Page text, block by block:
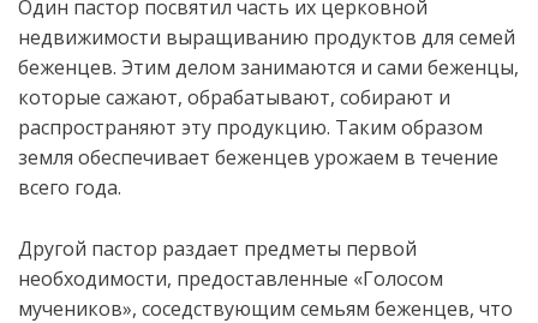
Один пастор посвятил часть их церковной
недвижимости выращиванию продуктов для семей
беженцев. Этим делом занимаются и сами беженцы,
которые сажают, обрабатывают, собирают и
распространяют эту продукцию. Таким образом
земля обеспечивает беженцев урожаем в течение
всего года.
Другой пастор раздает предметы первой
необходимости, предоставленные «Голосом
мучеников», соседствующим семьям беженцев, что